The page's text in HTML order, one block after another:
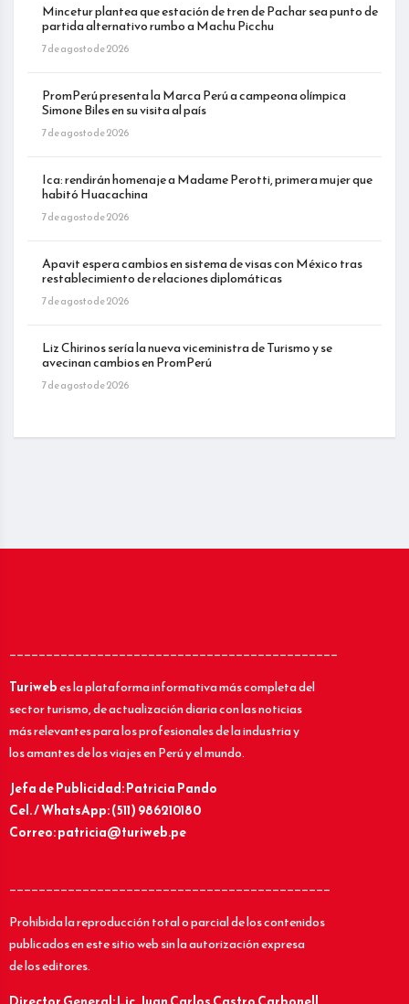
Mincetur plantea que estación de tren de Pachar sea punto de
partida alternativo rumbo a Machu Picchu
7 de agosto de 2026
PromPerú presenta la Marca Perú a campeona olímpica
Simone Biles en su visita al país
7 de agosto de 2026
Ica: rendirán homenaje a Madame Perotti, primera mujer que
habitó Huacachina
7 de agosto de 2026
Apavit espera cambios en sistema de visas con México tras
restablecimiento de relaciones diplomáticas
7 de agosto de 2026
Liz Chirinos sería la nueva viceministra de Turismo y se
avecinan cambios en PromPerú
7 de agosto de 2026
_____________________________________________
Turiwebes la plataforma informativa más completa del
sector turismo, de actualización diaria con las noticias
más relevantes para los profesionales de la industria y
los amantes de los viajes en Perú y el mundo.
Jefa de Publicidad: Patricia Pando
Cel. / WhatsApp: (511) 986210180
Correo: patricia@turiweb.pe
____________________________________________
Prohibida la reproducción total o parcial de los contenidos
publicados en este sitio web sin la autorización expresa
de los editores.